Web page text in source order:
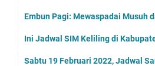
Embun Pagi: Mewaspadai Musuh
Ini Jadwal SIM Keliling di
Sabtu 19 Februari 2022, Jadwal